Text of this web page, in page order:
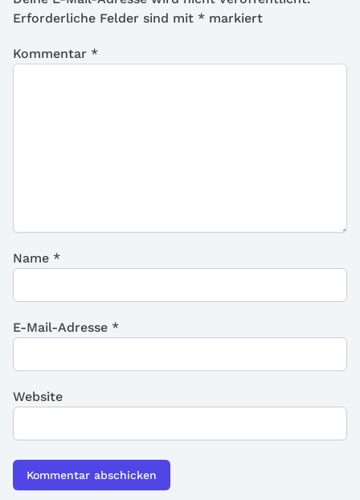
Erforderliche Felder sind mit * markiert
Kommentar *
Name *
E-Mail-Adresse *
Website